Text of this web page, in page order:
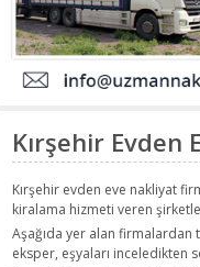
Kırşehir Evden
Kırşehir evden eve nakliyat
kiralama hizmeti veren
Aşağıda yer alan firmalardan
eksper, eşyaları inceledikten